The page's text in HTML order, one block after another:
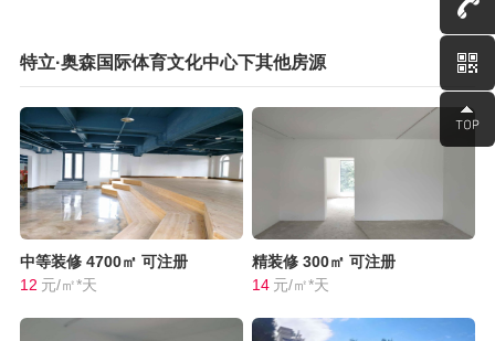
特立·奥森国际体育文化中心下其他房源
中等装修 4700㎡ 可注册
12 元/㎡*天
精装修 300㎡ 可注册
14 元/㎡*天